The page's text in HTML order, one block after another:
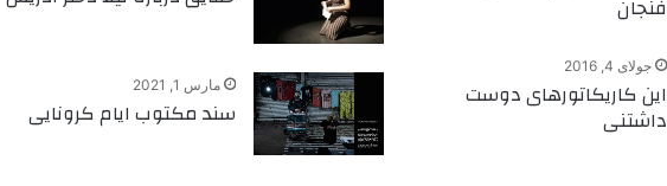
فنجان
جولای 4, 2016
این کاریکاتورهای دوست
داشتنی
مارس 1, 2021
سند مکتوب ایام کرونایی